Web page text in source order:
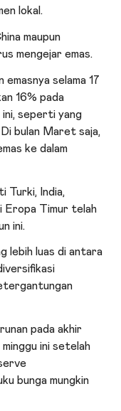
lokal.
maupun
mengejar emas.
selama 17
16% pada
ini, seperti yang
bulan Maret saja,
ke dalam
Turki, India,
Eropa Timur telah
ini.
lebih luas di antara
pada akhir
ini setelah
bunga mungkin